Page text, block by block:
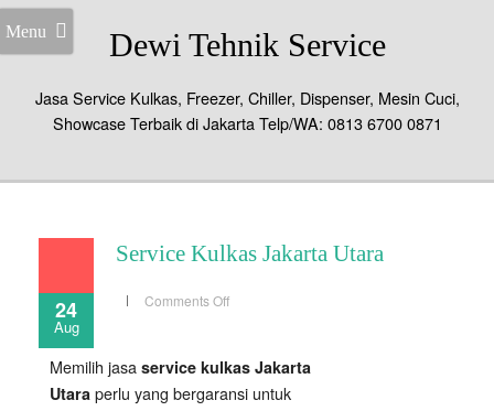
Menu Dewi Tehnik Service
Jasa Service Kulkas, Freezer, Chiller, Dispenser, Mesin Cuci,
Showcase Terbaik di Jakarta Telp/WA: 0813 6700 0871
24
Aug
Service Kulkas Jakarta Utara
Comments Offon
Memilih jasa service kulkas Jakarta
Utara perlu yang bergaransi untuk